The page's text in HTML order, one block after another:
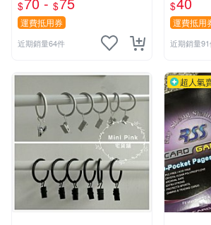
天巔峰 蒼空烈流
$ $
運費抵用券
近期銷量64件
$
運費抵用
近期銷量
超人氣